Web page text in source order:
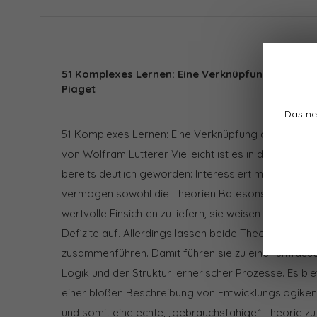
Das
51 Komplexes Lernen: Eine Verknüpfung der
Piaget
51 Komplexes Lernen: Eine Verknüpfung der
von Wolfram Lutterer Vielleicht ist es in den beiden
bereits deutlich geworden: Interessiert man sich
vermögen sowohl die Theorien Batesons als auch
wertvolle Einsichten zu liefern, sie weisen
Defizite auf. Allerdings lassen beide Theorien sich in
zusammenführen. Damit führen sie zu einer
Logik und der Struktur lernerischer Prozesse. Es
einer bloßen Beschreibung von
und somit eine echte, „gebrauchsfähige“ Theorie